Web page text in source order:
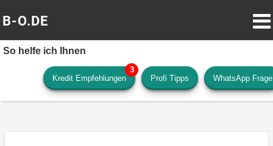
B-O.DE
So helfe ich Ihnen
Kredit Empfehlungen Profi Tipps WhatsApp Frage